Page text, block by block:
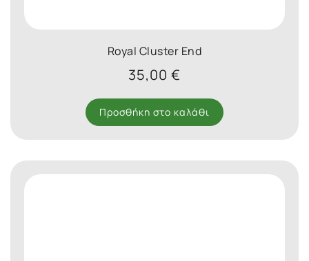
Royal Cluster End
35,00 €
Προσθήκη στο καλάθι